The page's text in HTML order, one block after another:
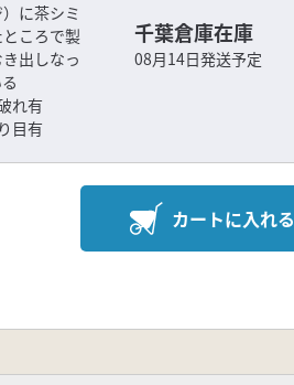
に茶シミ
ころで製
出しなっ
れ有
目有
千葉倉庫在庫
08月14日発送予定
カートに入れる